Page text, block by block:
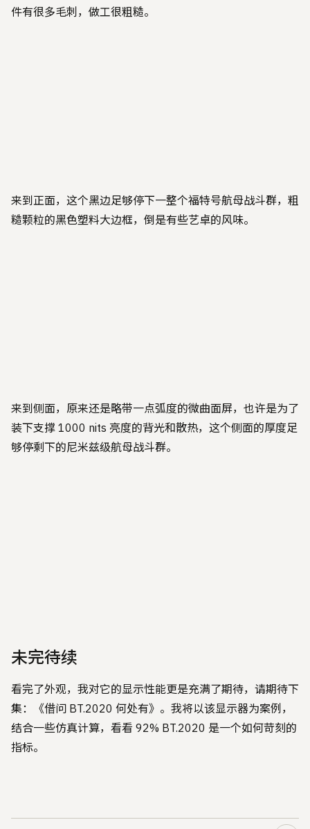
件有很多毛刺，做工很粗糙。
来到正面，这个黑边足够停下一整个福特号航母战斗群，粗
糙颗粒的黑色塑料大边框，倒是有些艺卓的风味。
来到侧面，原来还是略带一点弧度的微曲面屏，也许是为了
装下支撑 1000 nits 亮度的背光和散热，这个侧面的厚度足
够停剩下的尼米兹级航母战斗群。
未完待续
看完了外观，我对它的显示性能更是充满了期待，请期待下
集：《借问 BT.2020 何处有》。我将以该显示器为案例，
结合一些仿真计算，看看 92% BT.2020 是一个如何苛刻的
指标。